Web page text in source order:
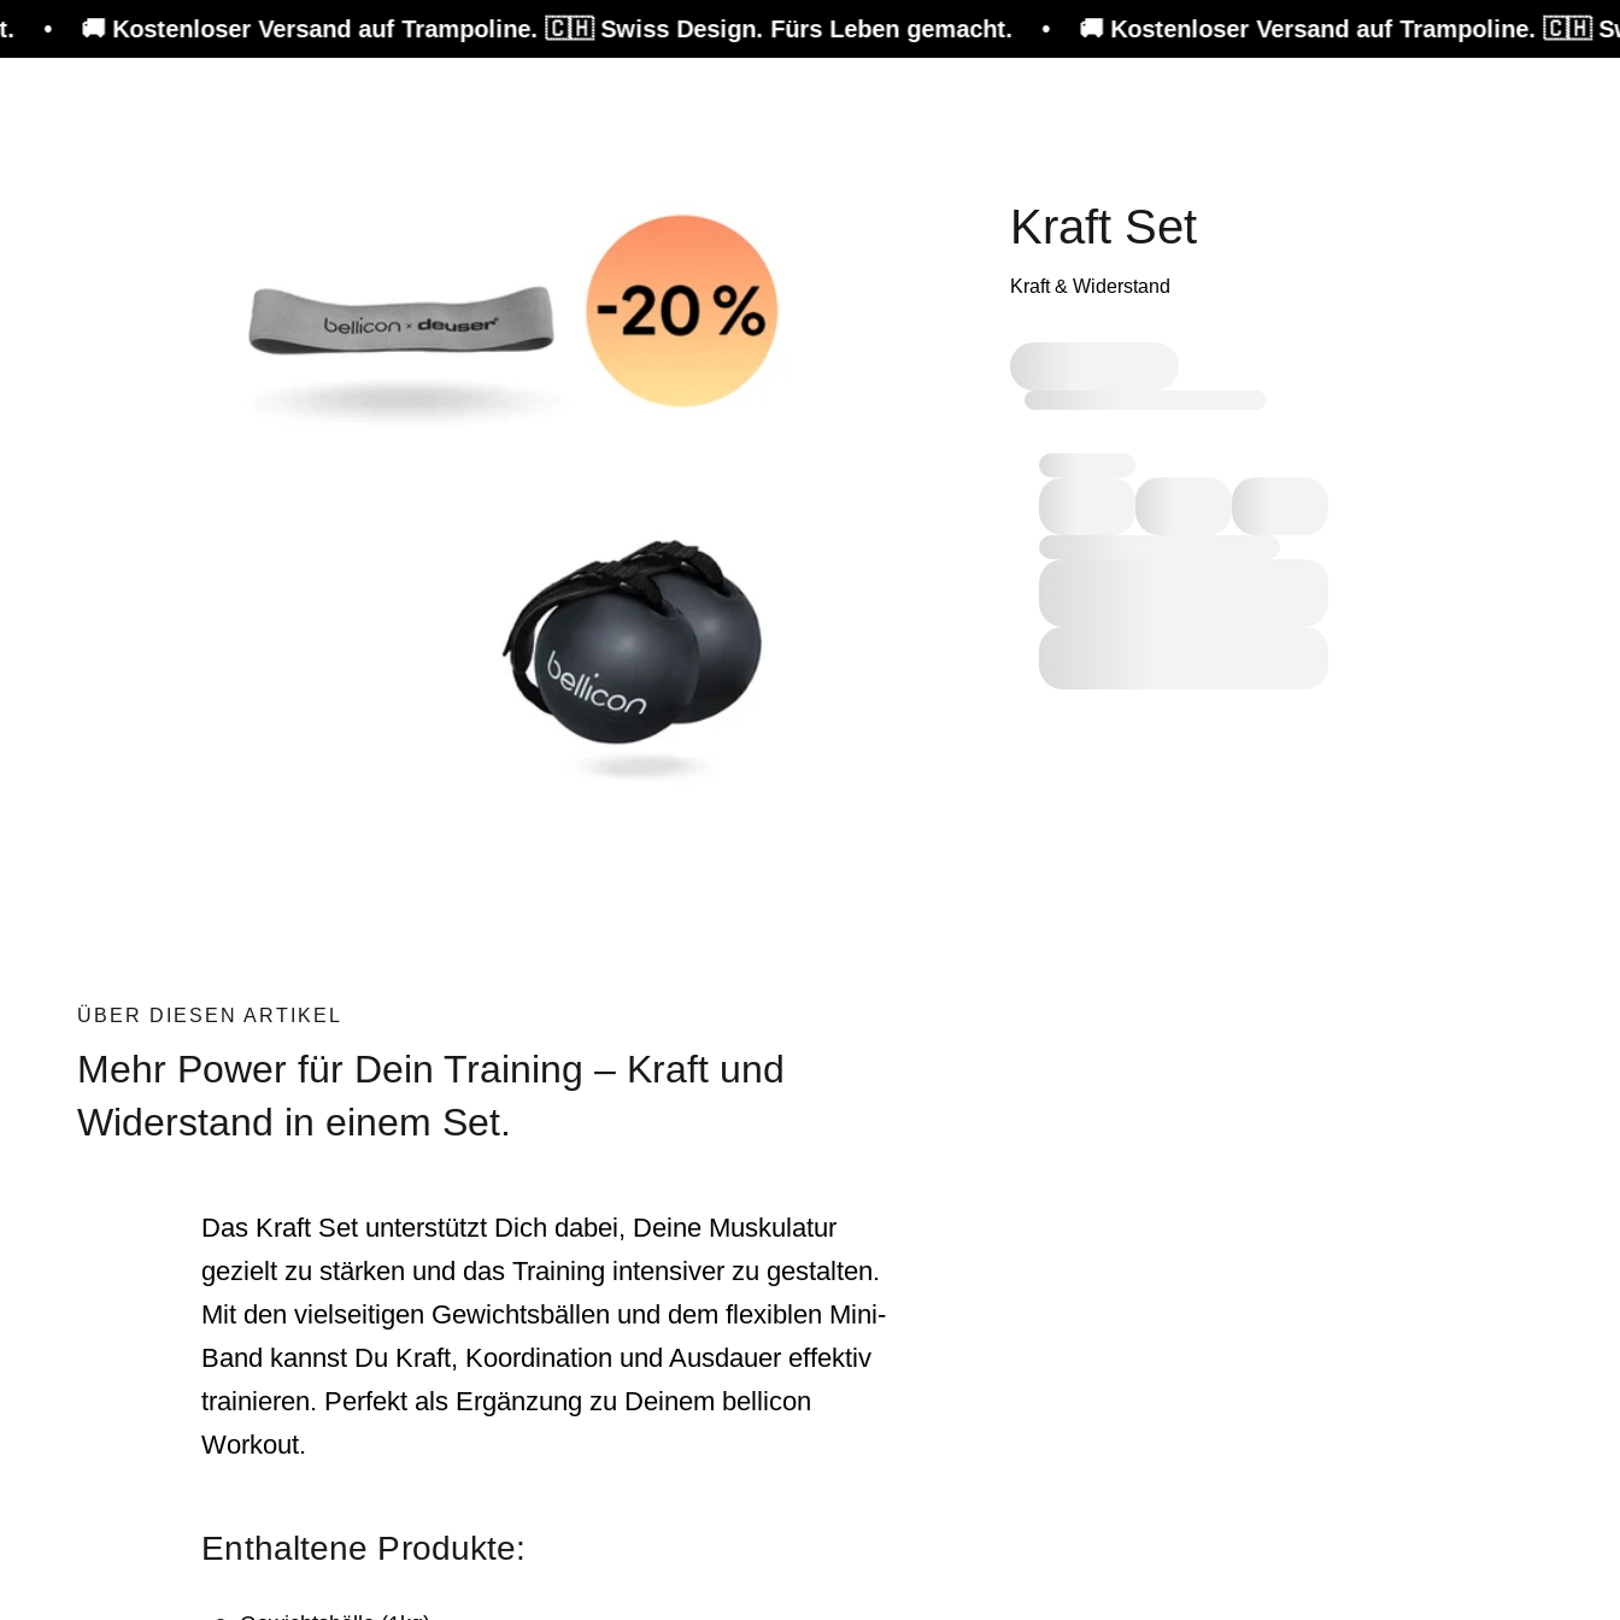
Kostenloser Versand auf Trampoline. 🇨🇭 Swiss Design. Fürs Leben gemacht. • 🚚 Kostenloser Versand auf Trampoline. 🇨🇭 Swiss
Kraft Set
Kraft & Widerstand
ÜBER DIESEN ARTIKEL
Mehr Power für Dein Training – Kraft und
Widerstand in einem Set.
Das Kraft Set unterstützt Dich dabei, Deine Muskulatur
gezielt zu stärken und das Training intensiver zu gestalten.
Mit den vielseitigen Gewichtsbällen und dem flexiblen Mini-
Band kannst Du Kraft, Koordination und Ausdauer effektiv
trainieren. Perfekt als Ergänzung zu Deinem bellicon
Workout.
Enthaltene Produkte: